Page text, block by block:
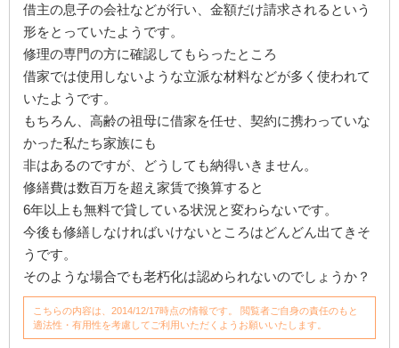
借主の息子の会社などが行い、金額だけ請求されるという
形をとっていたようです。
修理の専門の方に確認してもらったところ
借家では使用しないような立派な材料などが多く使われて
いたようです。
もちろん、高齢の祖母に借家を任せ、契約に携わっていな
かった私たち家族にも
非はあるのですが、どうしても納得いきません。
修繕費は数百万を超え家賃で換算すると
6年以上も無料で貸している状況と変わらないです。
今後も修繕しなければいけないところはどんどん出てきそ
うです。
そのような場合でも老朽化は認められないのでしょうか？
こちらの内容は、2014/12/17時点の情報です。 閲覧者ご自身の責任のもと
適法性・有用性を考慮してご利用いただくようお願いいたします。